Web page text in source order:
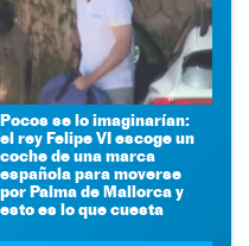
Pocos se lo imaginarían:
el rey Felipe VI escoge un
coche de una marca
española para moverse
por Palma de Mallorca y
esto es lo que cuesta